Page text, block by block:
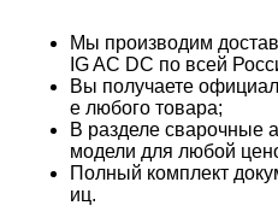
Мы производим
IG AC DC по всей
Вы получаете
е любого товара;
В разделе сварочные
модели для любой
Полный комплект
иц.